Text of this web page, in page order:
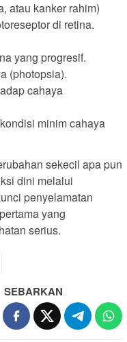
atau kanker rahim)
di retina.
yang progresif.
(photopsia).
cahaya
minim cahaya
sekecil apa pun
dini melalui
penyelamatan
yang
serius.
SEBARKAN